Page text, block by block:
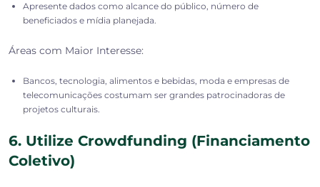
Apresente dados como alcance do público, número de
beneficiados e mídia planejada.
Áreas com Maior Interesse:
Bancos, tecnologia, alimentos e bebidas, moda e empresas de
telecomunicações costumam ser grandes patrocinadoras de
projetos culturais.
6. Utilize Crowdfunding (Financiamento
Coletivo)